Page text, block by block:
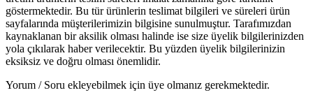
göstermektedir. Bu tür ürünlerin teslimat bilgileri ve süreleri ürün
sayfalarında müşterilerimizin bilgisine sunulmuştur. Tarafımızdan
kaynaklanan bir aksilik olması halinde ise size üyelik bilgilerinizden
yola çıkılarak haber verilecektir. Bu yüzden üyelik bilgilerinizin
eksiksiz ve doğru olması önemlidir.
Yorum / Soru ekleyebilmek için üye olmanız gerekmektedir.